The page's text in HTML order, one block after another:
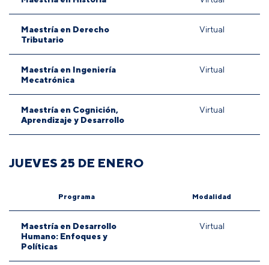
Maestría en Derecho
Tributario
Virtual
Maestría en Ingeniería
Mecatrónica
Virtual
Maestría en Cognición,
Aprendizaje y Desarrollo
Virtual
JUEVES 25 DE ENERO
Programa Modalidad
Maestría en Desarrollo
Humano: Enfoques y
Políticas
Virtual